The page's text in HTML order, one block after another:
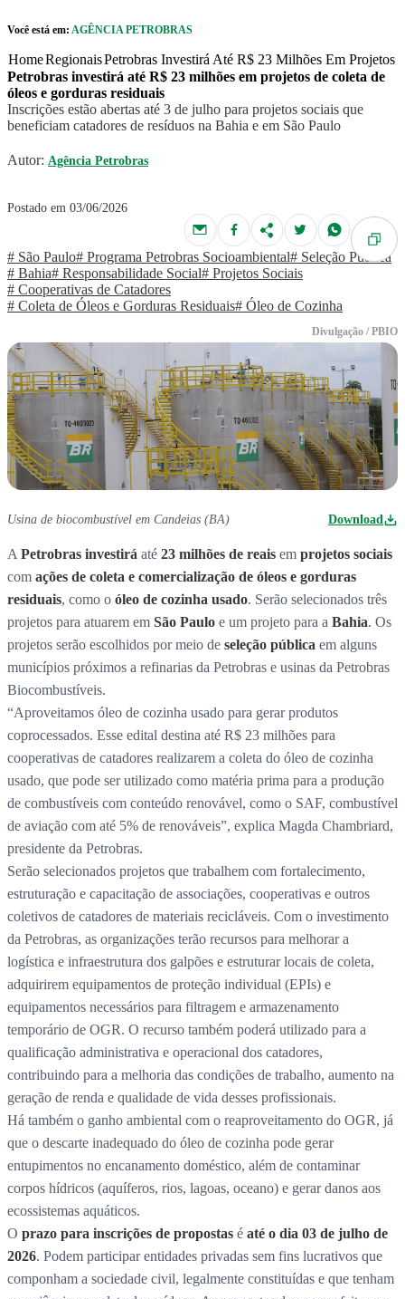
Você está em: AGÊNCIA PETROBRAS
HomeRegionaisPetrobras Investirá Até R$ 23 Milhões Em Projetos
Petrobras investirá até R$ 23 milhões em projetos de coleta de
óleos e gorduras residuais
Inscrições estão abertas até 3 de julho para projetos sociais que
beneficiam catadores de resíduos na Bahia e em São Paulo
Autor: Agência Petrobras
Postado em 03/06/2026
# São Paulo# Programa Petrobras Socioambiental# Seleção Pública
# Bahia# Responsabilidade Social# Projetos Sociais
# Cooperativas de Catadores
# Coleta de Óleos e Gorduras Residuais# Óleo de Cozinha
Divulgação / PBIO
Usina de biocombustível em Candeias (BA) Download
A Petrobras investirá até 23 milhões de reais em projetos sociais
com ações de coleta e comercialização de óleos e gorduras
residuais, como o óleo de cozinha usado. Serão selecionados três
projetos para atuarem em São Paulo e um projeto para a Bahia. Os
projetos serão escolhidos por meio de seleção pública em alguns
municípios próximos a refinarias da Petrobras e usinas da Petrobras
Biocombustíveis.
“Aproveitamos óleo de cozinha usado para gerar produtos
coprocessados. Esse edital destina até R$ 23 milhões para
cooperativas de catadores realizarem a coleta do óleo de cozinha
usado, que pode ser utilizado como matéria prima para a produção
de combustíveis com conteúdo renovável, como o SAF, combustível
de aviação com até 5% de renováveis”, explica Magda Chambriard,
presidente da Petrobras.
Serão selecionados projetos que trabalhem com fortalecimento,
estruturação e capacitação de associações, cooperativas e outros
coletivos de catadores de materiais recicláveis. Com o investimento
da Petrobras, as organizações terão recursos para melhorar a
logística e infraestrutura dos galpões e estruturar locais de coleta,
adquirirem equipamentos de proteção individual (EPIs) e
equipamentos necessários para filtragem e armazenamento
temporário de OGR. O recurso também poderá utilizado para a
qualificação administrativa e operacional dos catadores,
contribuindo para a melhoria das condições de trabalho, aumento na
geração de renda e qualidade de vida desses profissionais.
Há também o ganho ambiental com o reaproveitamento do OGR, já
que o descarte inadequado do óleo de cozinha pode gerar
entupimentos no encanamento doméstico, além de contaminar
corpos hídricos (aquíferos, rios, lagoas, oceano) e gerar danos aos
ecossistemas aquáticos.
O prazo para inscrições de propostas é até o dia 03 de julho de
2026. Podem participar entidades privadas sem fins lucrativos que
componham a sociedade civil, legalmente constituídas e que tenham
caixa de cookies